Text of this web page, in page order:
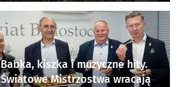
Babka, kiszka i muzyczne hity.
Światowe Mistrzostwa wracają